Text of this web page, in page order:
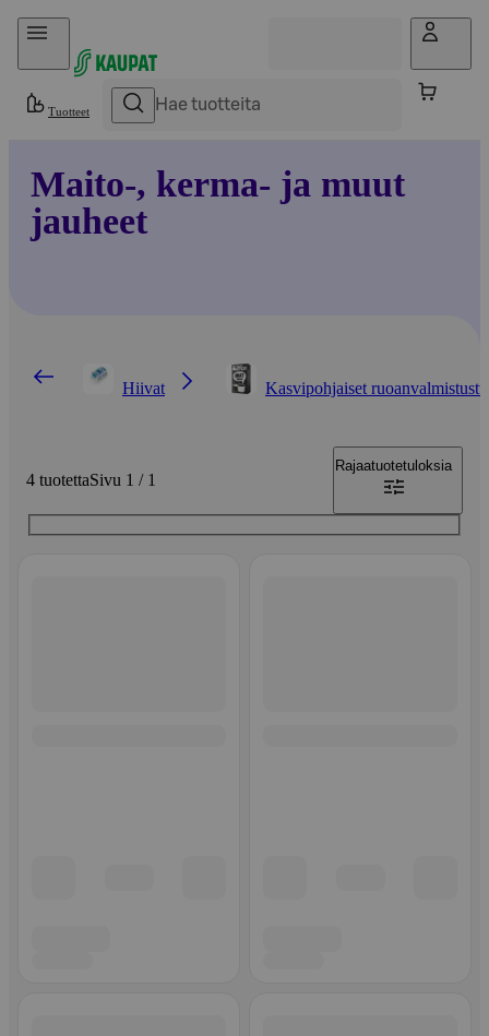
Hyppää sisältöön
Tuotteet
Maito-, kerma- ja muut
jauheet
Hiivat Kasvipohjaiset
4 tuotettaSivu 1 / 1
Rajaatuotetuloksia